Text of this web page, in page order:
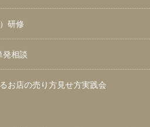
研修
発相談
お店の売り方見せ方実践会